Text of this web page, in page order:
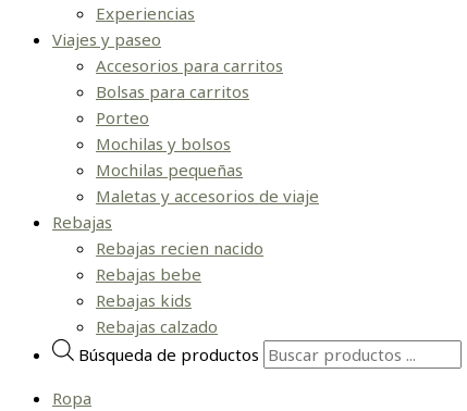
Experiencias
Viajes y paseo
Accesorios para carritos
Bolsas para carritos
Porteo
Mochilas y bolsos
Mochilas pequeñas
Maletas y accesorios de viaje
Rebajas
Rebajas recien nacido
Rebajas bebe
Rebajas kids
Rebajas calzado
Búsqueda de productos
Ropa